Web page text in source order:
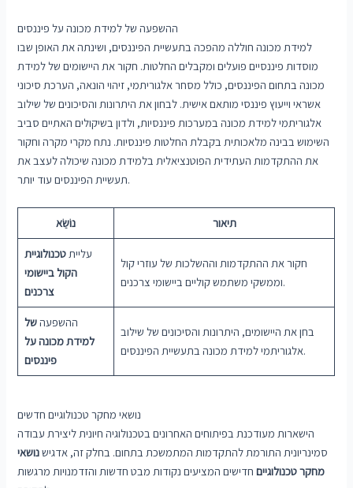
ההשפעה של למידת מכונה על פיננסים
למידת מכונה חוללה מהפכה בתעשיית הפיננסים, ושינתה את האופן שבו
מוסדות פיננסיים פועלים ומקבלים החלטות. חקור את היישומים של למידת
מכונה בתחום הפיננסים, כולל מסחר אלגוריתמי, זיהוי הונאה, הערכת סיכוני
אשראי וייעוץ פיננסי מותאם אישית. לבחון את היתרונות והסיכונים של שילוב
אלגוריתמי למידת מכונה במערכות פיננסיות, ולדון בשיקולים האתיים סביב
השימוש בבינה מלאכותית בקבלת החלטות פיננסיות. נתח מקרי מקרה וחקור
את ההתקדמות העתידית הפוטנציאלית בלמידת מכונה שיכולה לעצב את
תעשיית הפיננסים עוד יותר.
נוֹשֵׂא תיאור
עלייתטכנולוגיית
הקול ביישומי
צרכנים
חקור את ההתקדמות וההשלכות של עוזרי קול
וממשקי משתמש קוליים ביישומי צרכנים.
ההשפעהשל
למידת מכונה על
פיננסים
בחן את היישומים, היתרונות והסיכונים של שילוב
אלגוריתמי למידת מכונה בתעשיית הפיננסים.
נושאי מחקר טכנולוגיים חדשים
הישארות מעודכנת בפיתוחים האחרונים בטכנולוגיה חיונית ליצירת עבודה
סמינריונית התורמת להתקדמות המתמשכת בתחום. בחלק זה, אדגישנושאי
מחקר טכנולוגייםחדישים המציעים נקודות מבט חדשות והזדמנויות מרגשות